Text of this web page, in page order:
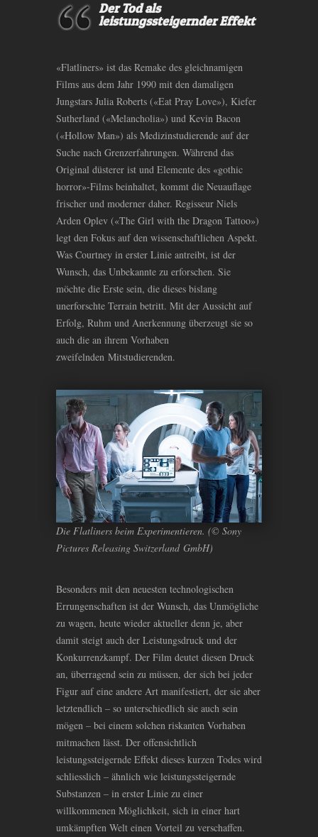
Der Tod als
leistungssteigernder Effekt
«Flatliners» ist das Remake des gleichnamigen
Films aus dem Jahr 1990 mit den damaligen
Jungstars Julia Roberts («Eat Pray Love»), Kiefer
Sutherland («Melancholia») und Kevin Bacon
(«Hollow Man») als Medizinstudierende auf der
Suche nach Grenzerfahrungen. Während das
Original düsterer ist und Elemente des «gothic
horror»-Films beinhaltet, kommt die Neuauflage
frischer und moderner daher. Regisseur Niels
Arden Oplev («The Girl with the Dragon Tattoo»)
legt den Fokus auf den wissenschaftlichen Aspekt.
Was Courtney in erster Linie antreibt, ist der
Wunsch, das Unbekannte zu erforschen. Sie
möchte die Erste sein, die dieses bislang
unerforschte Terrain betritt. Mit der Aussicht auf
Erfolg, Ruhm und Anerkennung überzeugt sie so
auch die an ihrem Vorhaben
zweifelnden Mitstudierenden.
Die Flatliners beim Experimentieren. (© Sony
Pictures Releasing Switzerland GmbH)
Besonders mit den neuesten technologischen
Errungenschaften ist der Wunsch, das Unmögliche
zu wagen, heute wieder aktueller denn je, aber
damit steigt auch der Leistungsdruck und der
Konkurrenzkampf. Der Film deutet diesen Druck
an, überragend sein zu müssen, der sich bei jeder
Figur auf eine andere Art manifestiert, der sie aber
letztendlich – so unterschiedlich sie auch sein
mögen – bei einem solchen riskanten Vorhaben
mitmachen lässt. Der offensichtlich
leistungssteigernde Effekt dieses kurzen Todes wird
schliesslich – ähnlich wie leistungssteigernde
Substanzen – in erster Linie zu einer
willkommenen Möglichkeit, sich in einer hart
umkämpften Welt einen Vorteil zu verschaffen.